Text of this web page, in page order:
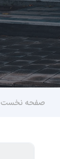
صفحه نخست